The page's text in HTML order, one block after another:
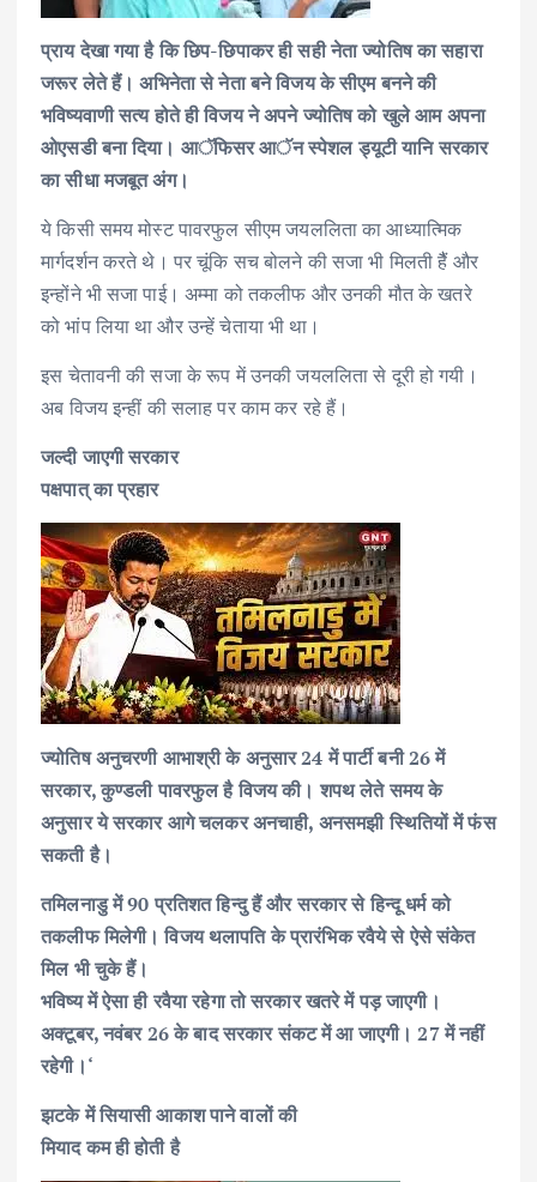
प्राय देखा गया है कि छिप-छिपाकर ही सही नेता ज्योतिष का सहारा
जरूर लेते हैं। अभिनेता से नेता बने विजय के सीएम बनने की
भविष्यवाणी सत्य होते ही विजय ने अपने ज्योतिष को खुले आम अपना
ओएसडी बना दिया। आॅफिसर आॅन स्पेशल ड्यूटी यानि सरकार
का सीधा मजबूत अंग।
ये किसी समय मोस्ट पावरफुल सीएम जयललिता का आध्यात्मिक
मार्गदर्शन करते थे। पर चूंकि सच बोलने की सजा भी मिलती हैैं और
इन्होंने भी सजा पाई। अम्मा को तकलीफ और उनकी मौत के खतरे
को भांप लिया था और उन्हें चेताया भी था।
इस चेतावनी की सजा के रूप में उनकी जयललिता से दूरी हो गयी।
अब विजय इन्हीं की सलाह पर काम कर रहे हैं।
जल्दी जाएगी सरकार
पक्षपात् का प्रहार
ज्योतिष अनुचरणी आभाश्री के अनुसार 24 में पार्टी बनी 26 में
सरकार, कुण्डली पावरफुल है विजय की। शपथ लेते समय के
अनुसार ये सरकार आगे चलकर अनचाही, अनसमझी स्थितियों में फंस
सकती है।
तमिलनाडु में 90 प्रतिशत हिन्दु हैं और सरकार से हिन्दू धर्म को
तकलीफ मिलेगी। विजय थलापति के प्रारंभिक रवैये से ऐसे संकेत
मिल भी चुके हैं।
भविष्य में ऐसा ही रवैया रहेगा तो सरकार खतरे में पड़ जाएगी।
अक्टूबर, नवंबर 26 के बाद सरकार संकट में आ जाएगी। 27 में नहीं
रहेगी।‘
झटके में सियासी आकाश पाने वालों की
मियाद कम ही होती है